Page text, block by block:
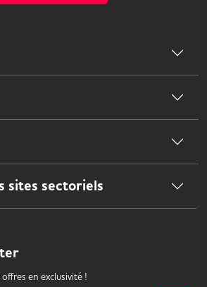
sites sectoriels
en exclusivité !